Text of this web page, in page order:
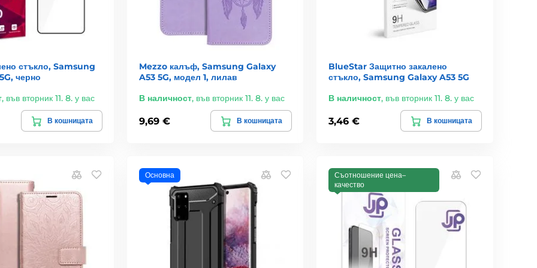
стъкло, Samsung
черно
, във вторник 11. 8. у вас
В кошницата
Mezzo калъф, Samsung Galaxy
A53 5G, модел 1, лилав
В наличност, във вторник 11. 8. у вас
9,69 € В кошницата
BlueStar Защитно закалено
стъкло, Samsung Galaxy A53 5G
В наличност, във вторник 11. 8. у вас
3,46 € В кошницата
Основна
Съотношение цена–
качество